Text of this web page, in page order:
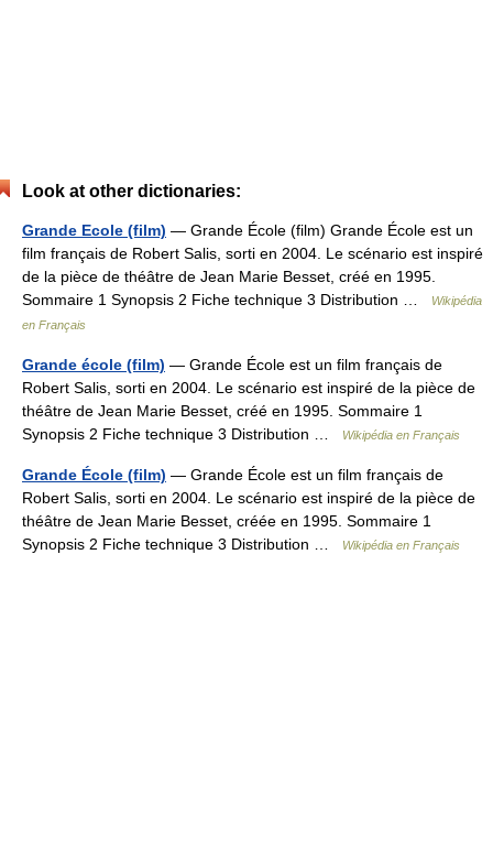
Look at other dictionaries:
Grande Ecole (film) — Grande École (film) Grande École est un
film français de Robert Salis, sorti en 2004. Le scénario est inspiré
de la pièce de théâtre de Jean Marie Besset, créé en 1995.
Sommaire 1 Synopsis 2 Fiche technique 3 Distribution …
Wikipédia
en Français
Grande école (film) — Grande École est un film français de
Robert Salis, sorti en 2004. Le scénario est inspiré de la pièce de
théâtre de Jean Marie Besset, créé en 1995. Sommaire 1
Synopsis 2 Fiche technique 3 Distribution …
Wikipédia en Français
Grande École (film) — Grande École est un film français de
Robert Salis, sorti en 2004. Le scénario est inspiré de la pièce de
théâtre de Jean Marie Besset, créée en 1995. Sommaire 1
Synopsis 2 Fiche technique 3 Distribution …
Wikipédia en Français